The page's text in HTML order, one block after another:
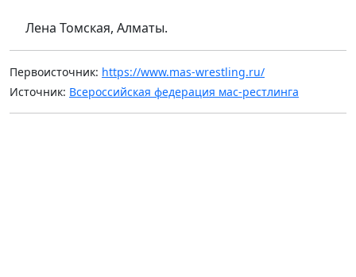
Лена Томская, Алматы.
Первоисточник: https://www.mas-wrestling.ru/
Источник: Всероссийская федерация мас-рестлинга